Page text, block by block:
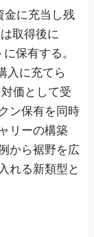
金に充当し残
取得後に
保有する。
入に充てら
価として受
ン保有を同時
リーの構築
から裾野を広
れる新類型と